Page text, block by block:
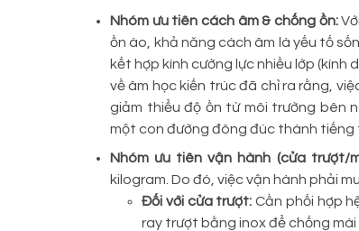
Nhóm ưu tiên cách âm & chống ồn:
ồn ào, khả năng cách âm là yếu tố
kết hợp kính cường lực nhiều lớp (kính
về âm học kiến trúc đã chỉ ra rằng,
giảm thiểu độ ồn từ môi trường bên
một con đường đông đúc thành tiếng
Nhóm ưu tiên vận hành (cửa trượt/
kilogram. Do đó, việc vận hành phải
Đối với cửa trượt:Cần phối hợp
ray trượt bằng inox để chống mài